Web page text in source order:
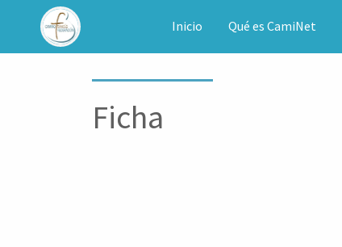
CAMINET Inicio Qué es CamiNet
Ficha